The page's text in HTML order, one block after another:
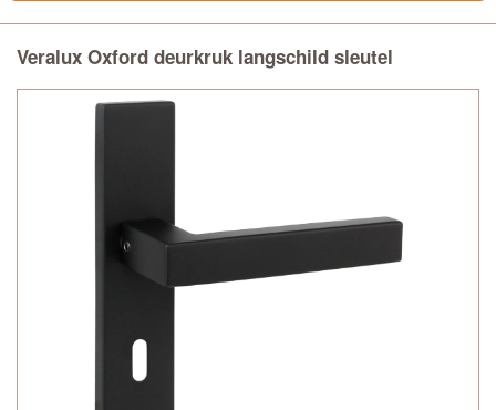
Veralux Oxford deurkruk langschild sleutel